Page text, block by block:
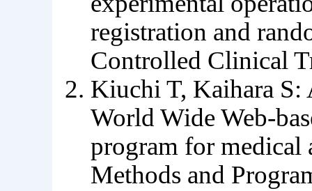
registration and
Controlled Clinical
Kiuchi T, Kaihara S:
World Wide Web-
program for medical
Methods and